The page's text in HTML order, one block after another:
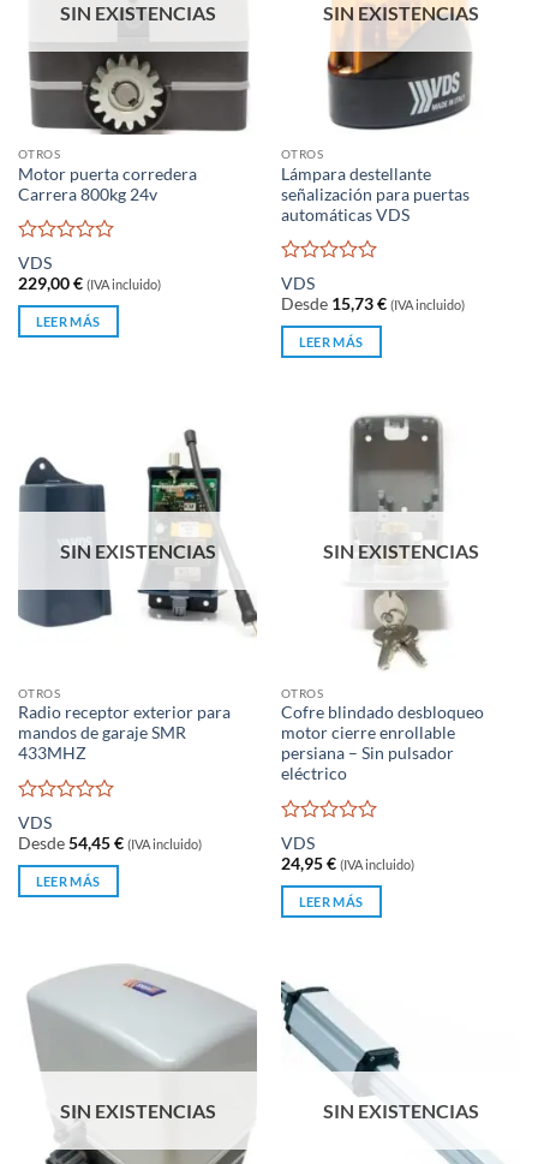
SIN EXISTENCIAS
OTROS
Motor puerta corredera
Carrera 800kg 24v
Valorado
con
0
5
VDS
229,00€ (IVA incluido)
LEER MÁS
SIN EXISTENCIAS
OTROS
Lámpara destellante
señalización para puertas
automáticas VDS
Valorado
con
0
5
VDS
Desde 15,73€ (IVA incluido)
LEER MÁS
SIN EXISTENCIAS
OTROS
Radio receptor exterior para
mandos de garaje SMR
433MHZ
Valorado
con
0
5
VDS
Desde 54,45€ (IVA incluido)
LEER MÁS
SIN EXISTENCIAS
OTROS
Cofre blindado desbloqueo
motor cierre enrollable
persiana – Sin pulsador
eléctrico
Valorado
con
0
5
VDS
24,95€ (IVA incluido)
LEER MÁS
SIN EXISTENCIAS SIN EXISTENCIAS